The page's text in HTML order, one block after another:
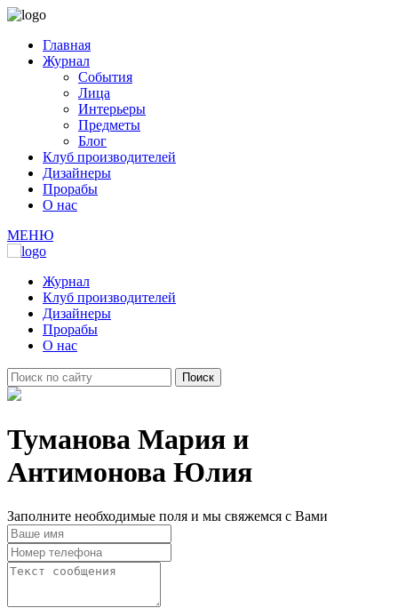
Главная
Журнал
События
Лица
Интерьеры
Предметы
Блог
Клуб производителей
Дизайнеры
Прорабы
О нас
МЕНЮ
Журнал
Клуб производителей
Дизайнеры
Прорабы
О нас
Туманова Мария и
Антимонова Юлия
Заполните необходимые поля и мы свяжемся с Вами